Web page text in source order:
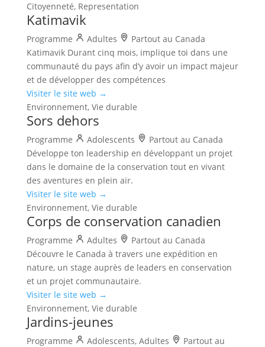
Citoyenneté, Representation
Katimavik
Programme Adultes
Partout au Canada
Katimavik Durant cinq mois, implique toi dans une
communauté du pays afin d’y avoir un impact majeur
et de développer des compétences
Visiter le site web →
Environnement, Vie durable
Sors dehors
Programme Adolescents
Partout au Canada
Développe ton leadership en développant un projet
dans le domaine de la conservation tout en vivant
des aventures en plein air.
Visiter le site web →
Environnement, Vie durable
Corps de conservation canadien
Programme Adultes
Partout au Canada
Découvre le Canada à travers une expédition en
nature, un stage auprès de leaders en conservation
et un projet communautaire.
Visiter le site web →
Environnement, Vie durable
Jardins-jeunes
Programme Adolescents, Adultes
Partout au